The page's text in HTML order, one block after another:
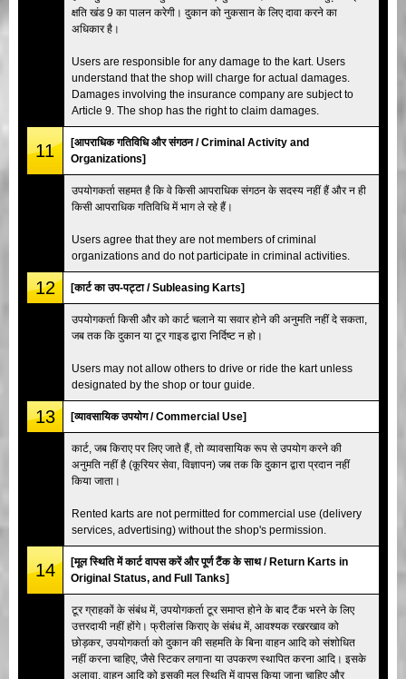
क्षति खंड 9 का पालन करेगी। दुकान को नुकसान के लिए दावा करने का
अधिकार है।
Users are responsible for any damage to the kart. Users
understand that the shop will charge for actual damages.
Damages involving the insurance company are subject to
Article 9. The shop has the right to claim damages.
11
[आपराधिक गतिविधि और संगठन / Criminal Activity and
Organizations]
उपयोगकर्ता सहमत है कि वे किसी आपराधिक संगठन के सदस्य नहीं हैं और न ही
किसी आपराधिक गतिविधि में भाग ले रहे हैं।
Users agree that they are not members of criminal
organizations and do not participate in criminal activities.
12 [कार्ट का उप-पट्टा / Subleasing Karts]
उपयोगकर्ता किसी और को कार्ट चलाने या सवार होने की अनुमति नहीं दे सकता,
जब तक कि दुकान या टूर गाइड द्वारा निर्दिष्ट न हो।
Users may not allow others to drive or ride the kart unless
designated by the shop or tour guide.
13 [व्यावसायिक उपयोग / Commercial Use]
कार्ट, जब किराए पर लिए जाते हैं, तो व्यावसायिक रूप से उपयोग करने की
अनुमति नहीं है (कूरियर सेवा, विज्ञापन) जब तक कि दुकान द्वारा प्रदान नहीं
किया जाता।
Rented karts are not permitted for commercial use (delivery
services, advertising) without the shop's permission.
14
[मूल स्थिति में कार्ट वापस करें और पूर्ण टैंक के साथ / Return Karts in
Original Status, and Full Tanks]
टूर ग्राहकों के संबंध में, उपयोगकर्ता टूर समाप्त होने के बाद टैंक भरने के लिए
उत्तरदायी नहीं होंगे। फ्रीलांस किराए के संबंध में, आवश्यक रखरखाव को
छोड़कर, उपयोगकर्ता को दुकान की सहमति के बिना वाहन आदि को संशोधित
नहीं करना चाहिए, जैसे स्टिकर लगाना या उपकरण स्थापित करना आदि। इसके
अलावा, वाहन आदि को इसकी मूल स्थिति में वापस किया जाना चाहिए और